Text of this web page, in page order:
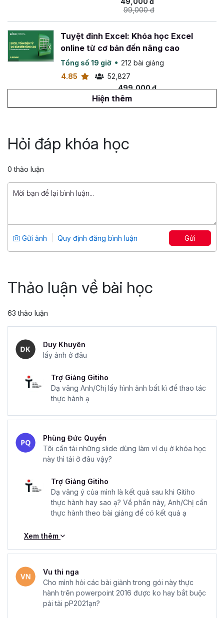
99,000 đ
Tuyệt đỉnh Excel: Khóa học Excel
online từ cơ bản đến nâng cao
Tổng số 19 giờ
212 bài giảng
4.85
52,827
499,000 đ
799,000 đ
Tổng số 14 giờ
142 bài giảng
799,000 đ
Tổng số 12 giờ
91 bài giảng
4.86
25,043
Hiện thêm
Hỏi đáp khóa học
0 thảo luận
Gửi ảnh Quy định đăng bình luận Gửi
Thảo luận về bài học
63 thảo luận
Duy Khuyên
lấy ảnh ở đâu
Trợ Giảng Gitiho
Dạ vâng Anh/Chị lấy hình ảnh bất kì để thao tác
thực hành ạ
Phùng Đức Quyền
Tôi cần tải những slide dùng làm ví dụ ở khóa học
này thì tải ở đâu vậy?
Trợ Giảng Gitiho
Dạ vâng ý của mình là kết quả sau khi Gitiho
thực hành hay sao ạ? Về phần này, Anh/Chị cần
thực hành theo bài giảng để có kết quả ạ
Xem thêm
Vu thi nga
Cho mình hỏi các bài giảnh trong gói này thực
hành trên powerpoint 2016 được ko hay bắt buộc
pải tải pP2021ạn?